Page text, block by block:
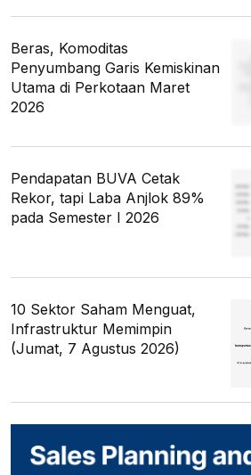
Beras, Komoditas
Penyumbang Garis Kemiskinan
Utama di Perkotaan Maret
2026
Pendapatan BUVA Cetak
Rekor, tapi Laba Anjlok 89%
pada Semester I 2026
10 Sektor Saham Menguat,
Infrastruktur Memimpin
(Jumat, 7 Agustus 2026)